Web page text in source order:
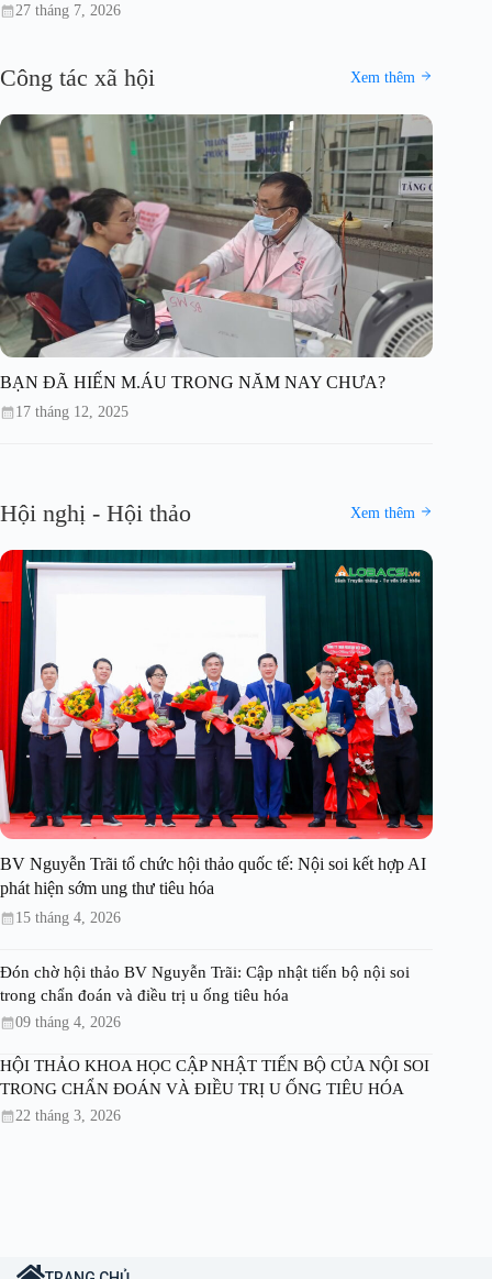
27 tháng 7, 2026
Công tác xã hội Xem thêm
BẠN ĐÃ HIẾN M.ÁU TRONG NĂM NAY CHƯA?
17 tháng 12, 2025
Hội nghị - Hội thảo Xem thêm
BV Nguyễn Trãi tổ chức hội thảo quốc tế: Nội soi kết hợp AI
phát hiện sớm ung thư tiêu hóa
15 tháng 4, 2026
Đón chờ hội thảo BV Nguyễn Trãi: Cập nhật tiến bộ nội soi
trong chẩn đoán và điều trị u ống tiêu hóa
09 tháng 4, 2026
HỘI THẢO KHOA HỌC CẬP NHẬT TIẾN BỘ CỦA NỘI SOI
TRONG CHẨN ĐOÁN VÀ ĐIỀU TRỊ U ỐNG TIÊU HÓA
22 tháng 3, 2026